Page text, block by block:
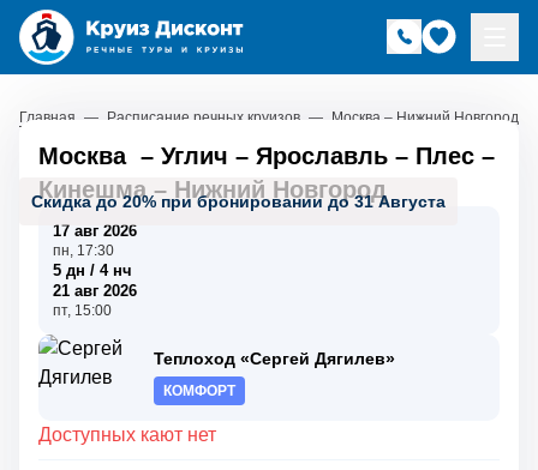
Главная — Расписание речных круизов — Москва – Нижний Новгород
Скидка до 20% при бронировании до 31 Августа
Москва – Углич – Ярославль – Плес –
Кинешма– Нижний Новгород
17 авг 2026
пн, 17:30
5 дн / 4 нч
21 авг 2026
пт, 15:00
Теплоход «Сергей Дягилев»
КОМФОРТ
Доступных кают нет